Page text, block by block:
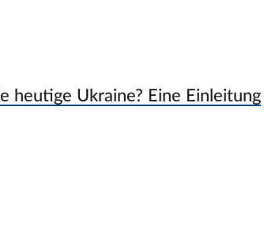
heutige Ukraine? Eine Einleitung